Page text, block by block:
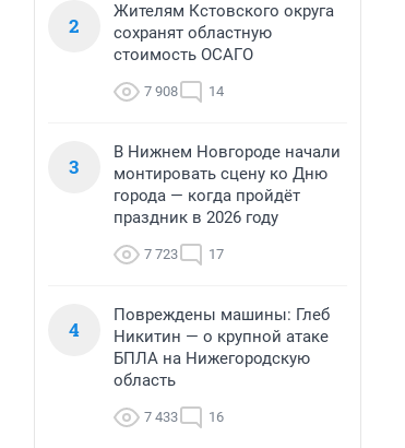
2
Жителям Кстовского округа
сохранят областную
стоимость ОСАГО
7 908 14
3
В Нижнем Новгороде начали
монтировать сцену ко Дню
города — когда пройдёт
праздник в 2026 году
7 723 17
4
Повреждены машины: Глеб
Никитин — о крупной атаке
БПЛА на Нижегородскую
область
7 433 16